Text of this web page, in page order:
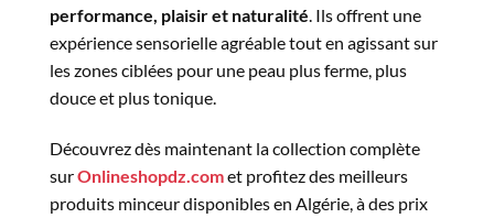
performance, plaisir et naturalité. Ils offrent une
expérience sensorielle agréable tout en agissant sur
les zones ciblées pour une peau plus ferme, plus
douce et plus tonique.
Découvrez dès maintenant la collection complète
surOnlineshopdz.comet profitez des meilleurs
produits minceur disponibles en Algérie, à des prix